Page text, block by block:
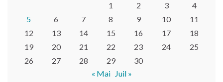
1
2 3
4
5
6 7 8 9 10
11
12
13 14 15 16 17
18
19
20 21 22 23 24
25
26
27 28 29
30
« Mai Juil »